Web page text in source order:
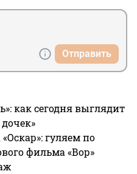
Отправить
как сегодня выглядит
гуляем по
фильма «Вор»